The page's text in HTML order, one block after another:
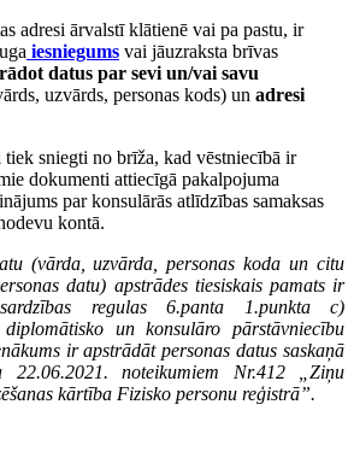
adresi ārvalstī klātienē vai pa pastu, ir
iesniegums vai jāuzraksta brīvas
datus par sevi un/vai savu
uzvārds, personas kods) un adresi
sniegti no brīža, kad vēstniecībā ir
dokumenti attiecīgā pakalpojuma
par konsulārās atlīdzības samaksas
kontā.
(vārda, uzvārda, personas koda un citu
datu) apstrādes tiesiskais pamats ir
regulas 6.panta 1.punkta c)
un konsulāro pārstāvniecību
ir apstrādāt personas datus saskaņā
noteikumiem Nr.412 „Ziņu
kārtība Fizisko personu reģistrā”.